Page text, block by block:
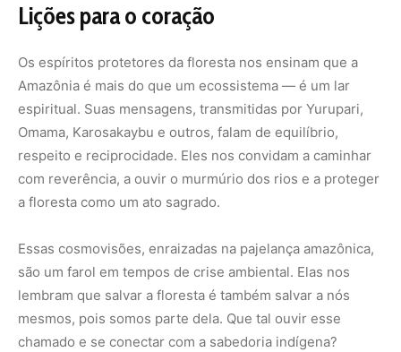
Lições para o coração
Os espíritos protetores da floresta nos ensinam que a
Amazônia é mais do que um ecossistema — é um lar
espiritual. Suas mensagens, transmitidas por Yurupari,
Omama, Karosakaybu e outros, falam de equilíbrio,
respeito e reciprocidade. Eles nos convidam a caminhar
com reverência, a ouvir o murmúrio dos rios e a proteger
a floresta como um ato sagrado.
Essas cosmovisões, enraizadas na pajelança amazônica,
são um farol em tempos de crise ambiental. Elas nos
lembram que salvar a floresta é também salvar a nós
mesmos, pois somos parte dela. Que tal ouvir esse
chamado e se conectar com a sabedoria indígena?